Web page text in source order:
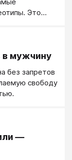
Это
и
статей по
или иной
— женщины.
в мужчину
без запретов
свободу
—